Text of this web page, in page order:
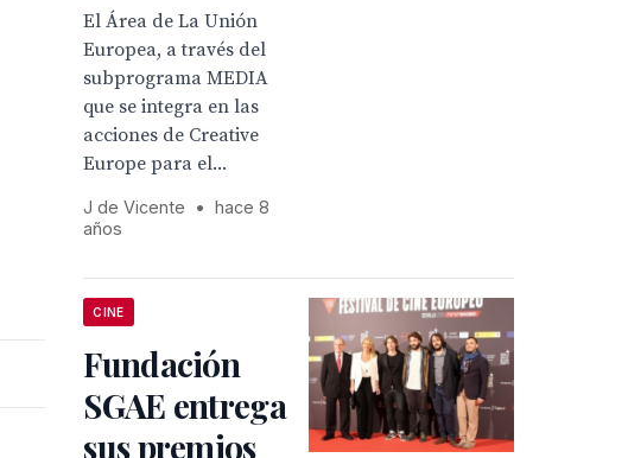
El Área de La Unión
Europea, a través del
subprograma MEDIA
que se integra en las
acciones de Creative
Europe para el...
J de Vicente •
hace 8
años
CINE
Fundación
SGAE entrega
sus premios